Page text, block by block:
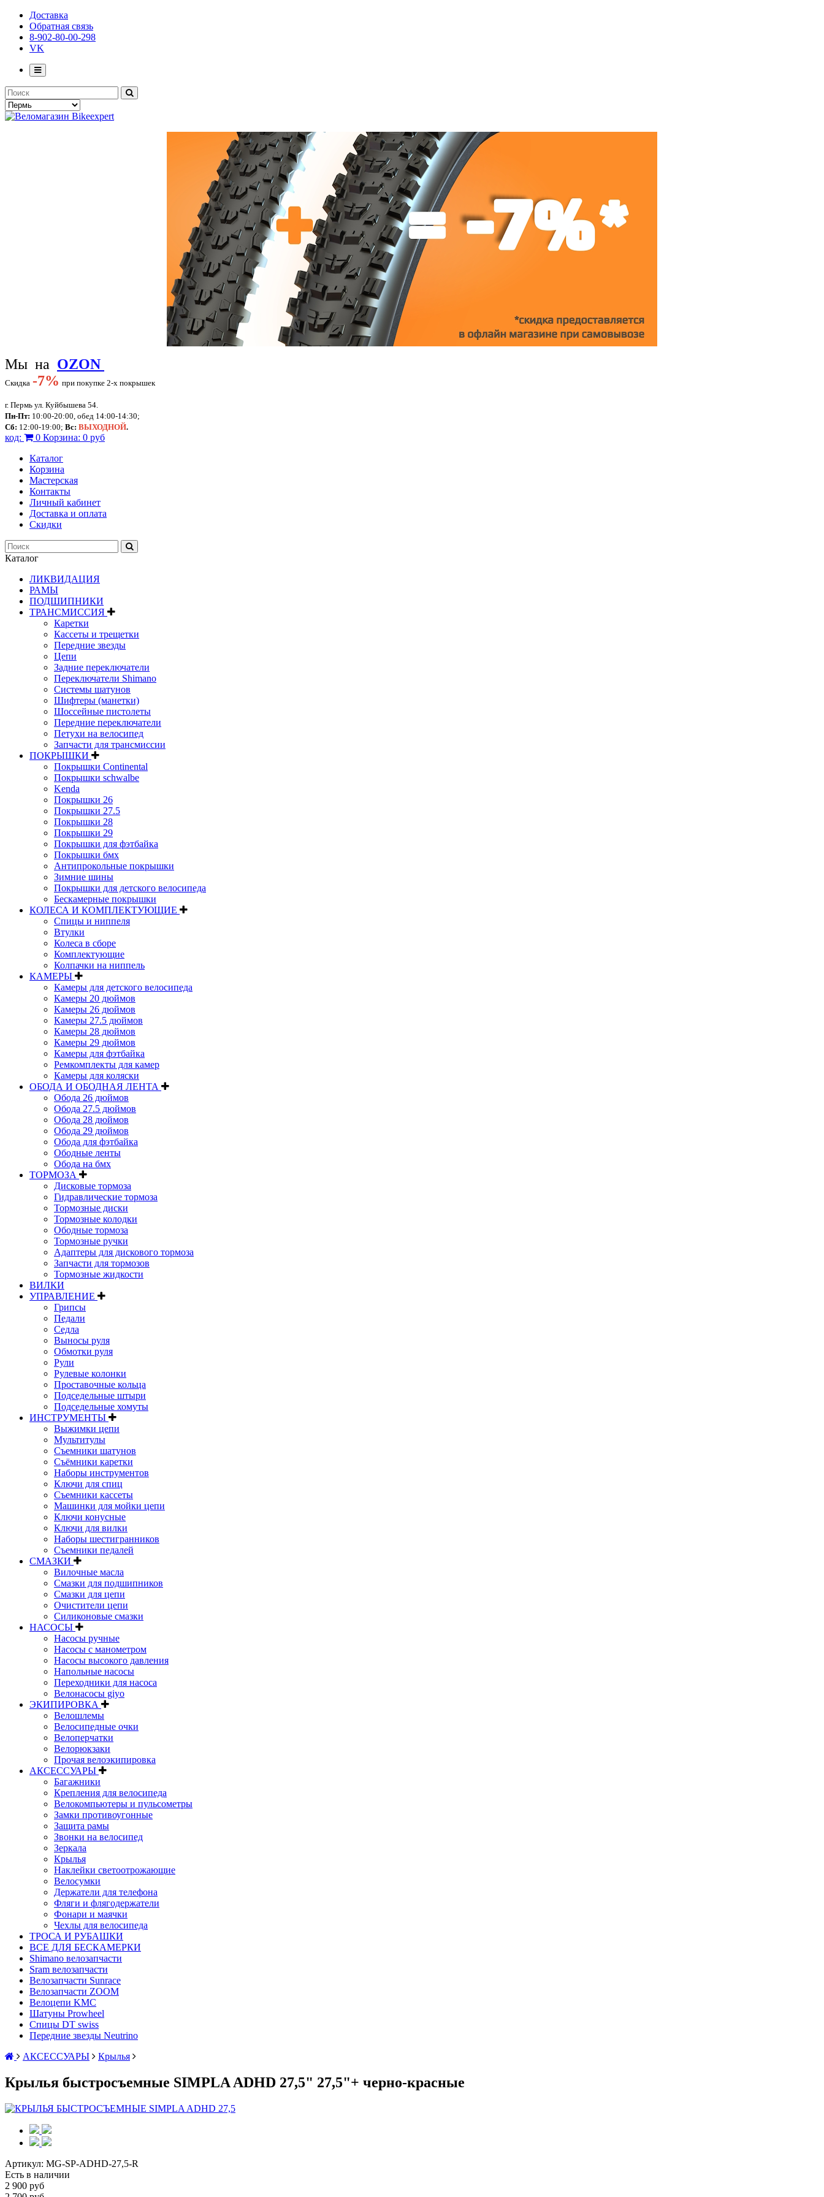
Доставка
Обратная связь
8-902-80-00-298
VK
Мы на OZON
Скидка -7% при покупке 2-х покрышек
г. Пермь ул. Куйбышева 54.
Пн-Пт: 10:00-20:00, обед 14:00-14:30;
Сб: 12:00-19:00; Вс: ВЫХОДНОЙ.
код: 0 Корзина: 0 руб
Каталог
Корзина
Мастерская
Контакты
Личный кабинет
Доставка и оплата
Скидки
Каталог
ЛИКВИДАЦИЯ
РАМЫ
ПОДШИПНИКИ
ТРАНСМИССИЯ
Каретки
Кассеты и трещетки
Передние звезды
Цепи
Задние переключатели
Переключатели Shimano
Системы шатунов
Шифтеры (манетки)
Шоссейные пистолеты
Передние переключатели
Петухи на велосипед
Запчасти для трансмиссии
ПОКРЫШКИ
Покрышки Continental
Покрышки schwalbe
Kenda
Покрышки 26
Покрышки 27.5
Покрышки 28
Покрышки 29
Покрышки для фэтбайка
Покрышки бмх
Антипрокольные покрышки
Зимние шины
Покрышки для детского велосипеда
Бескамерные покрышки
КОЛЕСА И КОМПЛЕКТУЮЩИЕ
Спицы и ниппеля
Втулки
Колеса в сборе
Комплектующие
Колпачки на ниппель
КАМЕРЫ
Камеры для детского велосипеда
Камеры 20 дюймов
Камеры 26 дюймов
Камеры 27.5 дюймов
Камеры 28 дюймов
Камеры 29 дюймов
Камеры для фэтбайка
Ремкомплекты для камер
Камеры для коляски
ОБОДА И ОБОДНАЯ ЛЕНТА
Обода 26 дюймов
Обода 27.5 дюймов
Обода 28 дюймов
Обода 29 дюймов
Обода для фэтбайка
Ободные ленты
Обода на бмх
ТОРМОЗА
Дисковые тормоза
Гидравлические тормоза
Тормозные диски
Тормозные колодки
Ободные тормоза
Тормозные ручки
Адаптеры для дискового тормоза
Запчасти для тормозов
Тормозные жидкости
ВИЛКИ
УПРАВЛЕНИЕ
Грипсы
Педали
Седла
Выносы руля
Обмотки руля
Рули
Рулевые колонки
Проставочные кольца
Подседельные штыри
Подседельные хомуты
ИНСТРУМЕНТЫ
Выжимки цепи
Мультитулы
Съемники шатунов
Съёмники каретки
Наборы инструментов
Ключи для спиц
Съемники кассеты
Машинки для мойки цепи
Ключи конусные
Ключи для вилки
Наборы шестигранников
Съемники педалей
СМАЗКИ
Вилочные масла
Смазки для подшипников
Смазки для цепи
Очистители цепи
Силиконовые смазки
НАСОСЫ
Насосы ручные
Насосы с манометром
Насосы высокого давления
Напольные насосы
Переходники для насоса
Велонасосы giyo
ЭКИПИРОВКА
Велошлемы
Велосипедные очки
Велоперчатки
Велорюкзаки
Прочая велоэкипировка
АКСЕССУАРЫ
Багажники
Крепления для велосипеда
Велокомпьютеры и пульсометры
Замки противоугонные
Защита рамы
Звонки на велосипед
Зеркала
Крылья
Наклейки светоотрожающие
Велосумки
Держатели для телефона
Фляги и флягодержатели
Фонари и маячки
Чехлы для велосипеда
ТРОСА И РУБАШКИ
ВСЕ ДЛЯ БЕСКАМЕРКИ
Shimano велозапчасти
Sram велозапчасти
Велозапчасти Sunrace
Велозапчасти ZOOM
Велоцепи KMC
Шатуны Prowheel
Спицы DT swiss
Передние звезды Neutrino
АКСЕССУАРЫ
Крылья
Крылья быстросъемные SIMPLA ADHD 27,5" 27,5"+ черно-красные
Артикул: MG-SP-ADHD-27,5-R
Есть в наличии
2 900 руб